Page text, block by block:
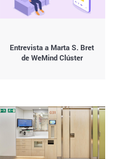
Entrevista a Marta S. Bret
de WeMind Clúster